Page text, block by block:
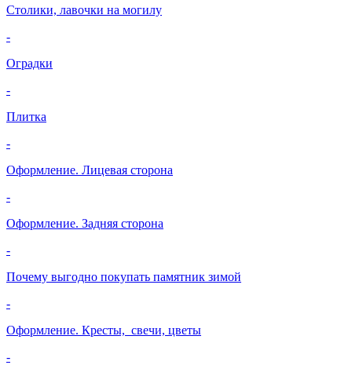
Столики, лавочки на могилу
-
Оградки
-
Плитка
-
Оформление. Лицевая сторона
-
Оформление. Задняя сторона
-
Почему выгодно покупать памятник зимой
-
Оформление. Кресты, свечи, цветы
-